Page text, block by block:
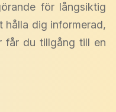
för långsiktig
hålla dig informerad,
får du tillgång till en